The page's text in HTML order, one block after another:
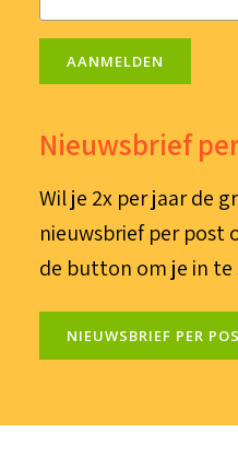
AANMELDEN
Nieuwsbrief
Wil je 2x per jaar de
nieuwsbrief per post
de button om je in te
NIEUWSBRIEF PER